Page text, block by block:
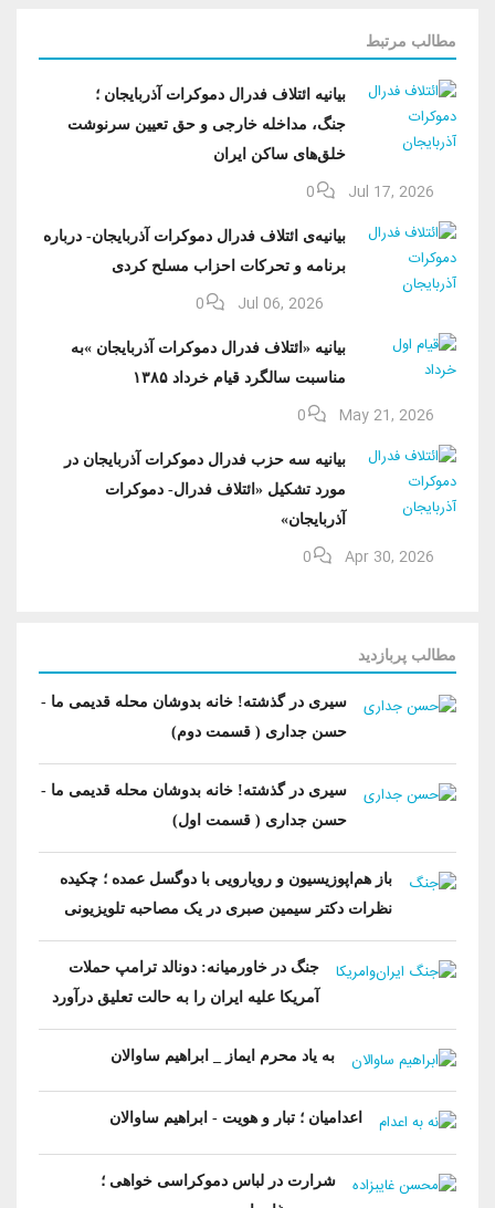
مطالب مرتبط
بیانیه ائتلاف فدرال دموکرات آذربایجان ؛
جنگ، مداخله خارجی و حق تعیین سرنوشت
خلق‌های ساکن ایران
Jul 17, 2026
0
بیانیه‌ی ائتلاف فدرال دموکرات آذربایجان- درباره
برنامه و تحرکات احزاب مسلح کردی
Jul 06, 2026
0
بیانیه «ائتلاف فدرال دموکرات آذربایجان »به
مناسبت سالگرد قیام خرداد ۱۳۸۵
May 21, 2026
0
بیانیه سه حزب فدرال دموکرات آذربایجان در
مورد تشکیل «ائتلاف فدرال- دموکرات
آذربایجان»
Apr 30, 2026
0
مطالب پربازدید
سیری در گذشته! خانه بدوشان محله قدیمی ما -
حسن جداری ( قسمت دوم)
سیری در گذشته! خانه بدوشان محله قدیمی ما -
حسن جداری ( قسمت اول)
باز هم‌اپوزیسیون‌ و رویارویی با ‌دو‌گسل عمده ؛ چکیده
نظرات دکتر سیمین صبری در یک مصاحبه تلویزیونی
جنگ در خاورمیانه: دونالد ترامپ حملات
آمریکا علیه ایران را به حالت تعلیق درآورد
به یاد محرم ایماز _ ابراهیم ساوالان
اعدامیان ؛ تبار و هویت - ابراهیم ساوالان
شرارت در لباس دموکراسی‌ خواهی ؛